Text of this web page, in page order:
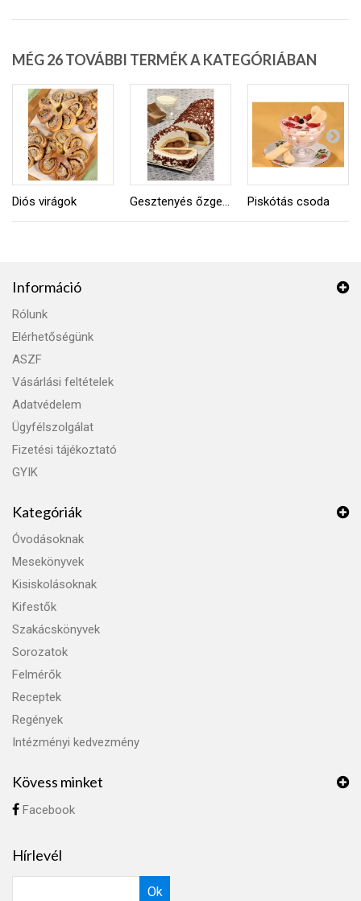
MÉG 26 TOVÁBBI TERMÉK A KATEGÓRIÁBAN
Diós virágok Gesztenyés őzgerinc Piskótás csoda
Információ
Rólunk
Elérhetőségünk
ASZF
Vásárlási feltételek
Adatvédelem
Ügyfélszolgálat
Fizetési tájékoztató
GYIK
Kategóriák
Óvodásoknak
Mesekönyvek
Kisiskolásoknak
Kifestők
Szakácskönyvek
Sorozatok
Felmérők
Receptek
Regények
Intézményi kedvezmény
Kövess minket
Facebook
Hírlevél
Ok